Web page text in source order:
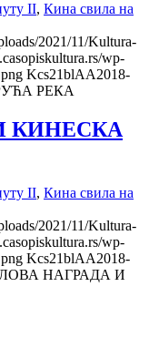
II, Кина свила на
2021/11/Kultura-
wp-
Kcs21blAA2018-
РЕКА
КИНЕСКА
II, Кина свила на
2021/11/Kultura-
wp-
Kcs21blAA2018-
НАГРАДА И